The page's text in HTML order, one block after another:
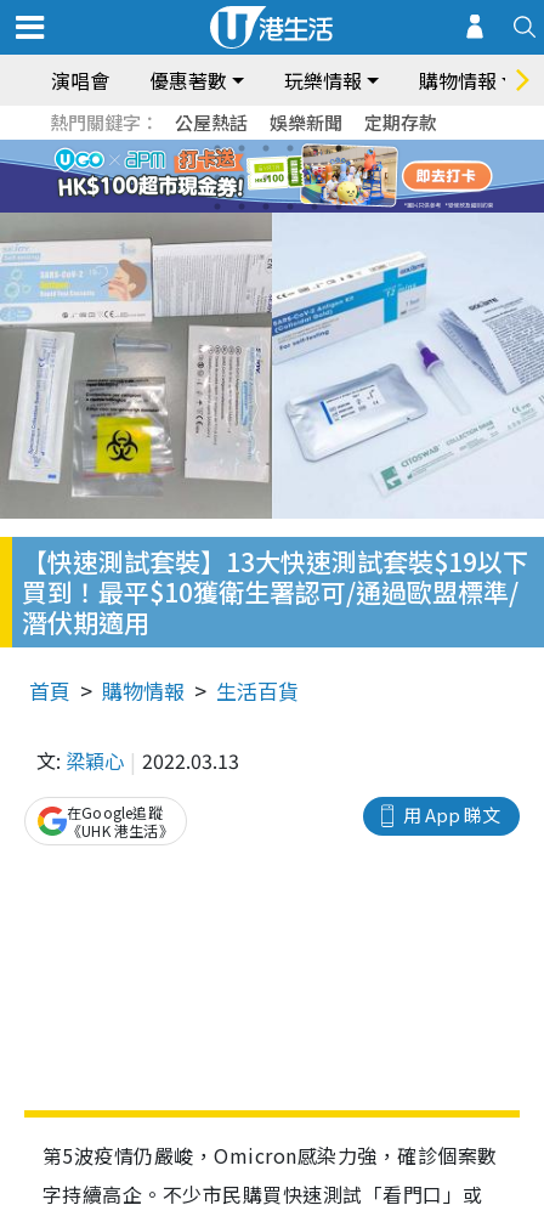
演唱會 優惠著數 玩樂情報 購物情報
熱門關鍵字： 公屋熱話 娛樂新聞 定期存款
【快速測試套裝】13大快速測試套裝$19以下
買到！最平$10獲衛生署認可/通過歐盟標準/
潛伏期適用
首頁 購物情報 生活百貨
文: 梁穎心 2022.03.13
用 App 睇文
在Google追蹤
《UHK 港生活》
第5波疫情仍嚴峻，Omicron感染力強，確診個案數
字持續高企。不少市民購買快速測試「看門口」或